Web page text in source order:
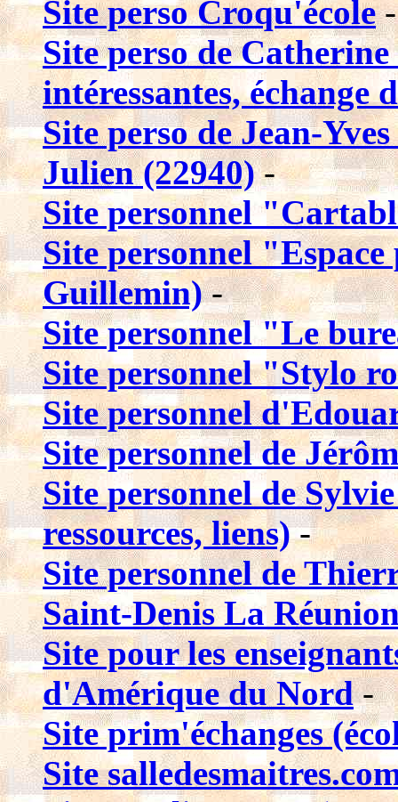
Site perso Croqu'école-
Site perso de
intéressantes, échange
Site perso de Jean-
Julien (22940)-
Site personnel
Site personnel
Guillemin)-
Site personnel "Le
Site personnel "Stylo
Site personnel
Site personnel de
Site personnel de
ressources, liens)-
Site personnel de
Saint-Denis La
Site pour les
d'Amérique du Nord-
Site prim'échanges
Site